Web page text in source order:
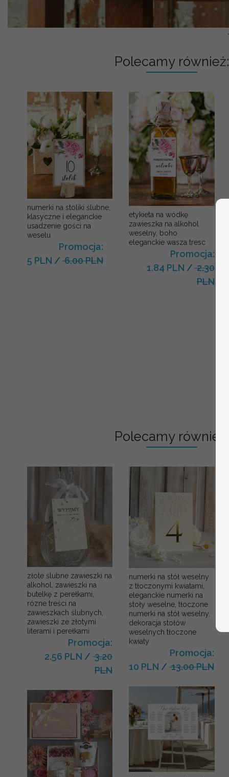
Polecamy również:
numerki na stoliki ślubne,
klasyczne i eleganckie
usadzenie gości na
weselu
Promocja:
5 PLN / 6.00 PLN
etykieta na wódkę
zawieszka na alkohol
weselny, boho
eleganckie wasza tresc
Promocja:
1.84 PLN /2.30
PLN
Polecamy również:
złote ślubne zawieszki na
alkohol, zawieszki na
butelkę z perełkami,
rózne treści na
zawieszkach ślubnych,
zawieszki ze złotymi
literami i perełkami
Promocja:
2.56 PLN /3.20
PLN
numerki na stół weselny
z tłoczonymi kwiatami,
eleganckie numerki na
stoły weselne, tłoczone
numerki na stół weselny,
dekoracja stołów
weselnych tłoczone
kwiaty
Promocja:
10 PLN /13.00 PLN